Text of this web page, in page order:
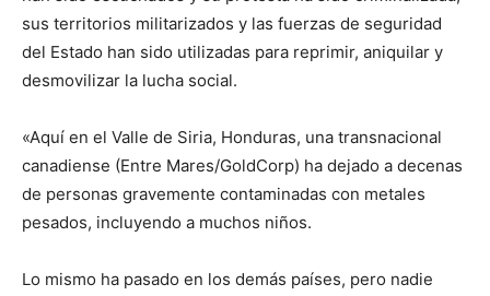
sus territorios militarizados y las fuerzas de seguridad
del Estado han sido utilizadas para reprimir, aniquilar y
desmovilizar la lucha social.
«Aquí en el Valle de Siria, Honduras, una transnacional
canadiense (Entre Mares/GoldCorp) ha dejado a decenas
de personas gravemente contaminadas con metales
pesados, incluyendo a muchos niños.
Lo mismo ha pasado en los demás países, pero nadie